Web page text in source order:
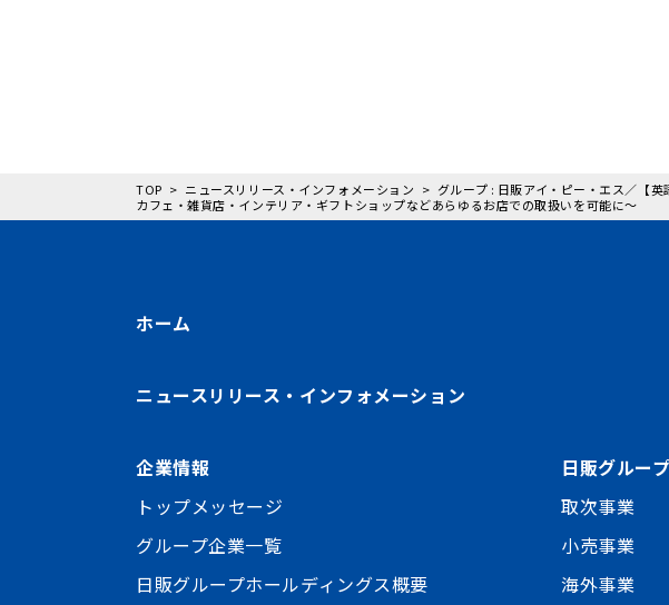
TOP ニュースリリース・インフォメーション
グループ : 日販アイ・ピー・エス／【
カフェ・雑貨店・インテリア・ギフトショップなどあらゆるお店での取扱いを可能に～
ホーム
ニュースリリース・インフォメーション
企業情報
トップメッセージ
グループ企業一覧
日販グループホールディングス概要
日販グルー
取次事業
小売事業
海外事業